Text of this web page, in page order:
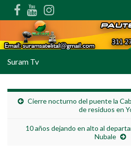
Suram Tv
Cierre nocturno del puente la
de residuos en
10 años dejando en alto al
Nubale